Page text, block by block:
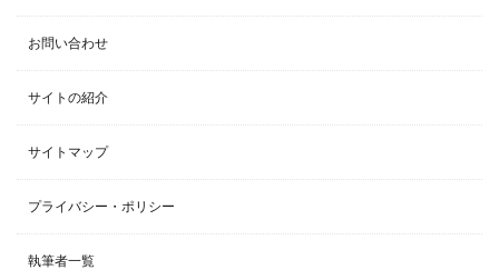
お問い合わせ
サイトの紹介
サイトマップ
プライバシー・ポリシー
執筆者一覧